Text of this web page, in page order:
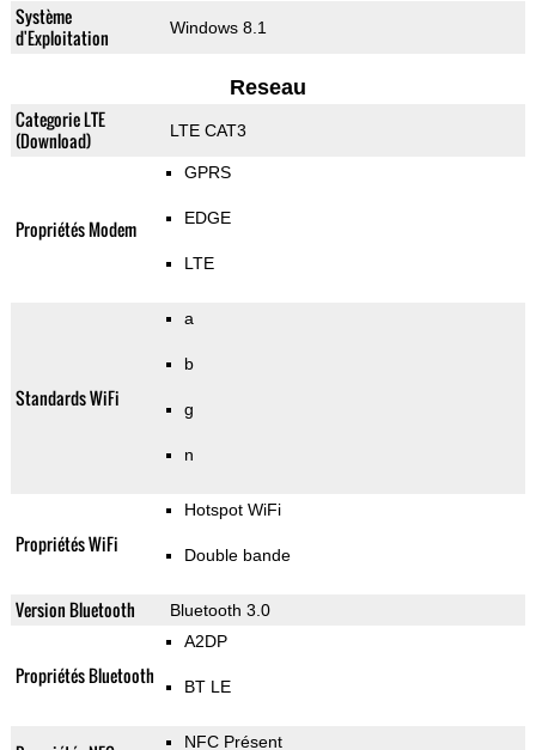
Système
d'Exploitation
Windows 8.1
Reseau
Categorie LTE
(Download)
LTE CAT3
Propriétés Modem
GPRS
EDGE
LTE
Standards WiFi
a
b
g
n
Propriétés WiFi
Hotspot WiFi
Double bande
Version Bluetooth Bluetooth 3.0
Propriétés Bluetooth
A2DP
BT LE
NFC Présent